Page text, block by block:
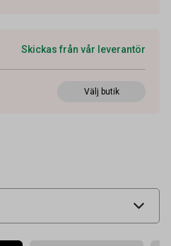
Skickas från vår leverantör
Välj butik
44103103